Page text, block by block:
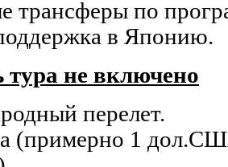
трансферы по
в Японию.
тура не включено
перелет.
(примерно 1